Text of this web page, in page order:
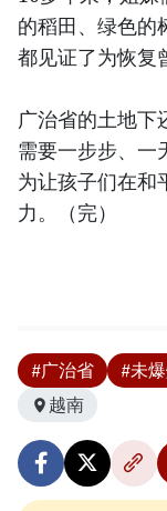
的稻田、绿色的
都见证了为恢复
广治省的土地下
需要一步步、一
为让孩子们在和
力。（完）
#广治省 #未
越南